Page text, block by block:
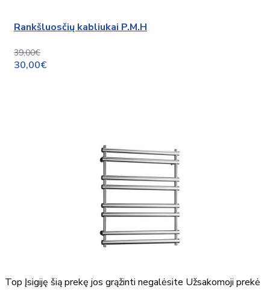
Rankšluosčių kabliukai P.M.H
39,00€
30,00€
Top Įsigiję šią prekę jos grąžinti negalėsite Užsakomoji prekė